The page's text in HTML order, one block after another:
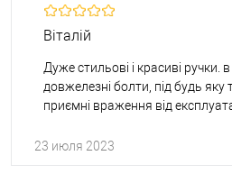
Віталій
Дуже стильові і красиві ручки.
довжелезні болти, під будь
приємні враження від
23 июля 2023